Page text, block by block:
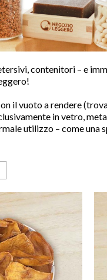
contenitori – e
il vuoto a rendere (
in vetro,
utilizzo – comeuna